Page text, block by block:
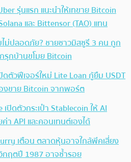
รุ่นแรก แนะนำให้เทขาย Bitcoin
และ Bittensor (TAO) แทน
ไม่ปลอดภัย? ชายชาวมิสซูรี 3 คน ถูก
กบ้านขโมย Bitcoin
ดตัวฟีเจอร์ใหม่ Lite Loan กู้ยืม USDT
งขาย Bitcoin จากพอร์ต
ปิดตัวกระเป๋า Stablecoin ให้ AI
า API และคอนเทนต์เองได้
เตือน ตลาดหุ้นอาจใกล้พีคเสี่ยง
กฤตปี 1987 อาจซ้ำรอย